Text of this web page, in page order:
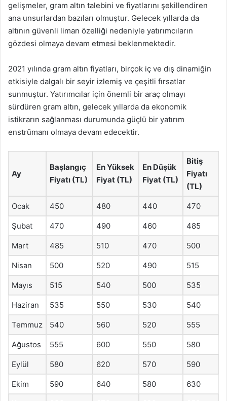
gelişmeler, gram altın talebini ve fiyatlarını şekillendiren
ana unsurlardan bazıları olmuştur. Gelecek yıllarda da
altının güvenli liman özelliği nedeniyle yatırımcıların
gözdesi olmaya devam etmesi beklenmektedir.
2021 yılında gram altın fiyatları, birçok iç ve dış dinamiğin
etkisiyle dalgalı bir seyir izlemiş ve çeşitli fırsatlar
sunmuştur. Yatırımcılar için önemli bir araç olmayı
sürdüren gram altın, gelecek yıllarda da ekonomik
istikrarın sağlanması durumunda güçlü bir yatırım
enstrümanı olmaya devam edecektir.
Ay
Başlangıç
Fiyatı (TL)
En Yüksek
Fiyat (TL)
En Düşük
Fiyat (TL)
Bitiş
Fiyatı
(TL)
Ocak 450 480 440 470
Şubat 470 490 460 485
Mart 485 510 470 500
Nisan 500 520 490 515
Mayıs 515 540 500 535
Haziran 535 550 530 540
Temmuz 540 560 520 555
Ağustos 555 600 550 580
Eylül 580 620 570 590
Ekim 590 640 580 630